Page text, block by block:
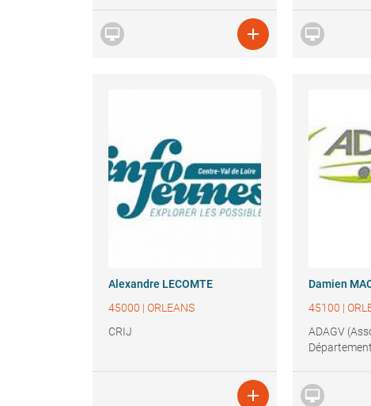
  
Alexandre LECOMTE
45000 | ORLEANS
CRIJ

Damien
45100 |
ADAGV
